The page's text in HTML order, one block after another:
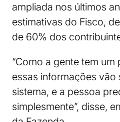
ampliada nos últimos
estimativas do Fisco,
de 60% dos
“Como a gente tem
essas informações
sistema, e a pessoa
simplesmente”, disse,